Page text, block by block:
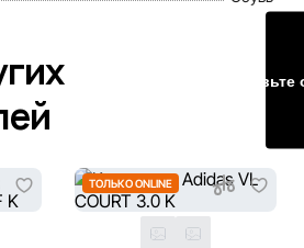
чтобы своевременно выявлять и
ошибки в кратчайшие разумные
ТОЛЬКО ONLINE
Оставьте